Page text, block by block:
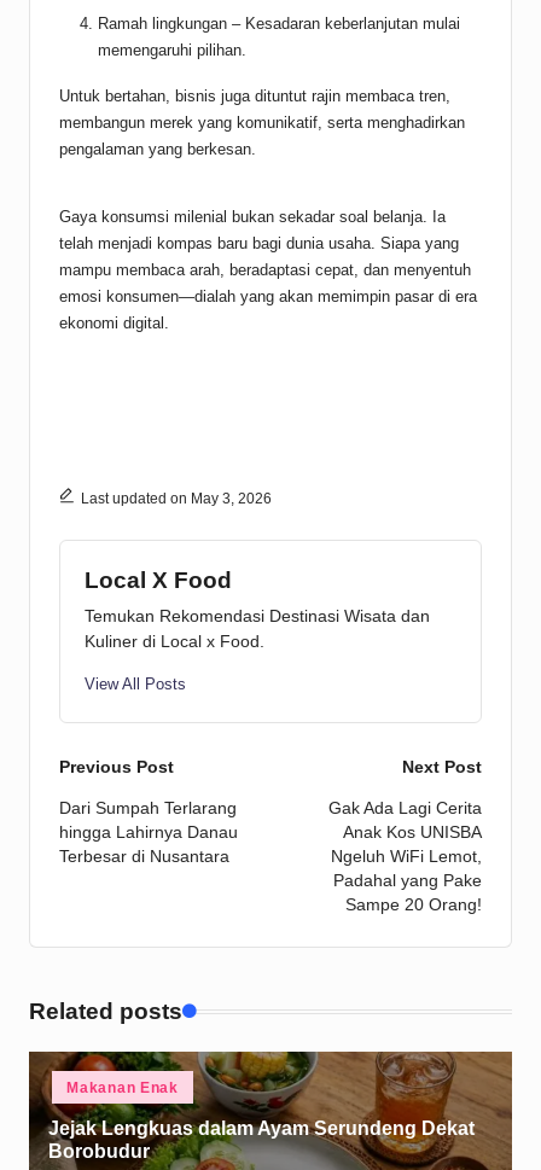
Ramah lingkungan – Kesadaran keberlanjutan mulai
memengaruhi pilihan.
Untuk bertahan, bisnis juga dituntut rajin membaca tren,
membangun merek yang komunikatif, serta menghadirkan
pengalaman yang berkesan.
Gaya konsumsi milenial bukan sekadar soal belanja. Ia
telah menjadi kompas baru bagi dunia usaha. Siapa yang
mampu membaca arah, beradaptasi cepat, dan menyentuh
emosi konsumen—dialah yang akan memimpin pasar di era
ekonomi digital.
Last updated on May 3, 2026
Local X Food
Temukan Rekomendasi Destinasi Wisata dan
Kuliner di Local x Food.
View All Posts
Post
navigation
Previous Post
Dari Sumpah Terlarang
hingga Lahirnya Danau
Terbesar di Nusantara
Next Post
Gak Ada Lagi Cerita
Anak Kos UNISBA
Ngeluh WiFi Lemot,
Padahal yang Pake
Sampe 20 Orang!
Related posts
Posted
Makanan Enak
Jejak Lengkuas dalam Ayam Serundeng Dekat
Borobudur